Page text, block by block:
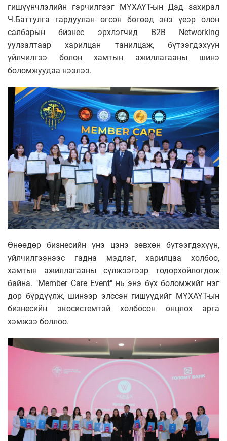
гишүүнчлэлийн гэрчилгээг МҮХАҮТ-ын Дэд захирал
Ч.Баттулга гардуулан өгсөн бөгөөд энэ үеэр олон
салбарын бизнес эрхлэгчид B2B Networking
уулзалтаар харилцан танилцаж, бүтээгдэхүүн
үйлчилгээ болон хамтын ажиллагааны шинэ
боломжуудаа нээлээ.
Өнөөдөр бизнесийн үнэ цэнэ зөвхөн бүтээгдэхүүн,
үйлчилгээнээс гадна мэдлэг, харилцаа холбоо,
хамтын ажиллагааны сүлжээгээр тодорхойлогдож
байна. "Member Care Event" нь энэ бүх боломжийг нэг
дор бүрдүүлж, шинээр элссэн гишүүдийг МҮХАҮТ-ын
бизнесийн экосистемтэй холбосон онцлох арга
хэмжээ боллоо.